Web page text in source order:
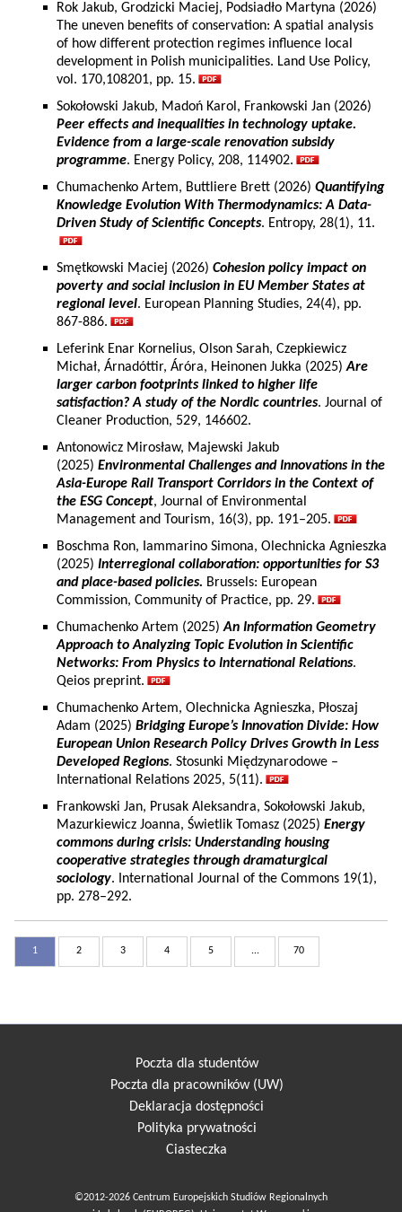
Rok Jakub, Grodzicki Maciej, Podsiadło Martyna (2026)
The uneven benefits of conservation: A spatial analysis
of how different protection regimes influence local
development in Polish municipalities. Land Use Policy,
vol. 170,108201, pp. 15.
Sokołowski Jakub, Madoń Karol, Frankowski Jan (2026)
Peer effects and inequalities in technology uptake.
Evidence from a large-scale renovation subsidy
programme. Energy Policy, 208, 114902.
Chumachenko Artem, Buttliere Brett (2026) Quantifying
Knowledge Evolution With Thermodynamics: A Data-
Driven Study of Scientific Concepts. Entropy, 28(1), 11.
Smętkowski Maciej (2026) Cohesion policy impact on
poverty and social inclusion in EU Member States at
regional level. European Planning Studies, 24(4), pp.
867-886.
Leferink Enar Kornelius, Olson Sarah, Czepkiewicz
Michał, Árnadóttir, Áróra, Heinonen Jukka (2025)Are
larger carbon footprints linked to higher life
satisfaction? A study of the Nordic countries. Journal of
Cleaner Production, 529, 146602.
Antonowicz Mirosław, Majewski Jakub
(2025) Environmental Challenges and Innovations in the
Asia-Europe Rail Transport Corridors in the Context of
the ESG Concept, Journal of Environmental
Management and Tourism, 16(3), pp. 191–205.
Boschma Ron, Iammarino Simona, Olechnicka Agnieszka
(2025) Interregional collaboration: opportunities for S3
and place-based policies. Brussels: European
Commission, Community of Practice, pp. 29.
Chumachenko Artem (2025)An Information Geometry
Approach to Analyzing Topic Evolution in Scientific
Networks: From Physics to International Relations.
Qeios preprint.
Chumachenko Artem, Olechnicka Agnieszka, Płoszaj
Adam (2025) Bridging Europe’s Innovation Divide: How
European Union Research Policy Drives Growth in Less
Developed Regions. Stosunki Międzynarodowe –
International Relations 2025, 5(11).
Frankowski Jan, Prusak Aleksandra, Sokołowski Jakub,
Mazurkiewicz Joanna, Świetlik Tomasz (2025) Energy
commons during crisis: Understanding housing
cooperative strategies through dramaturgical
sociology. International Journal of the Commons 19(1),
pp. 278–292.
1 2 3 4 5 ... 70
Poczta dla studentów
Poczta dla pracowników (UW)
Deklaracja dostępności
Polityka prywatności
Ciasteczka
©2012-2026 Centrum Europejskich Studiów Regionalnych